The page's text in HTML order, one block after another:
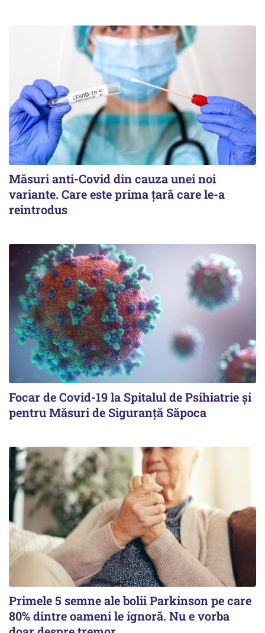
Măsuri anti-Covid din cauza unei noi
variante. Care este prima țară care le-a
reintrodus
Focar de Covid-19 la Spitalul de Psihiatrie şi
pentru Măsuri de Siguranţă Săpoca
Primele 5 semne ale bolii Parkinson pe care
80% dintre oameni le ignoră. Nu e vorba